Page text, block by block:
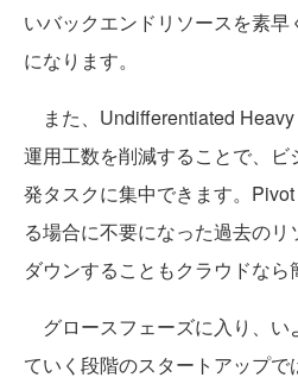
いバックエンドリソースを素早
になります。
また、Undifferentiated Heavy
運用工数を削減することで、
発タスクに集中できます。
る場合に不要になった過去のリ
ダウンすることもクラウドなら
グロースフェーズに入り、い
ていく段階のスタートアップ